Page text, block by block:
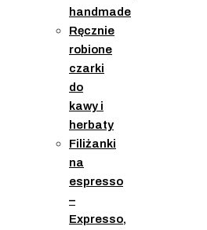
handmade
Ręcznie
robione
czarki
do
kawy i
herbaty
Filiżanki
na
espresso
–
Expresso,